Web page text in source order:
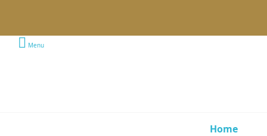
Menu
Home